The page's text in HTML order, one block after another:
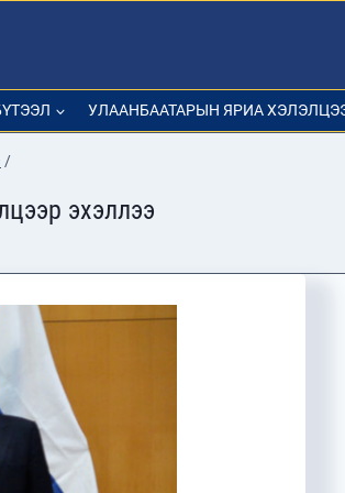
УЛААНБААТАРЫН ЯРИА
/
эхэллээ